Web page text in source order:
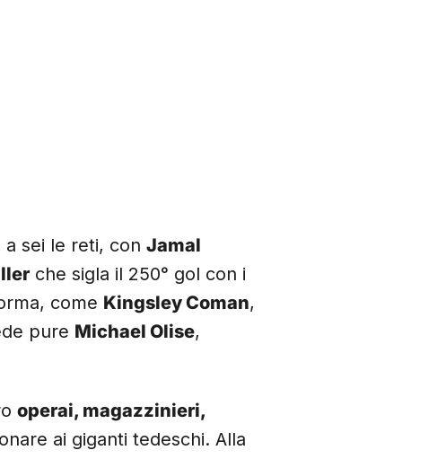
sei le reti, con Jamal
che sigla il 250° gol con i
come Kingsley Coman,
pure Michael Olise,
operai, magazzinieri,
ai giganti tedeschi. Alla